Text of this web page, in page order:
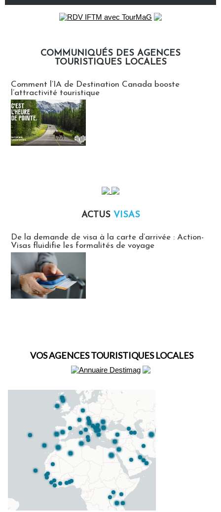
COMMUNIQUÉS DES AGENCES
TOURISTIQUES LOCALES
Comment l’IA de Destination Canada booste
l’attractivité touristique
ACTUS VISAS
De la demande de visa à la carte d’arrivée : Action-
Visas fluidifie les formalités de voyage
VOS AGENCES TOURISTIQUES LOCALES